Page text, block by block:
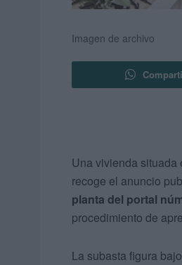
Imagen de archivo
Una vivienda situada
recoge el anuncio
planta del portal
procedimiento de
La subasta figura